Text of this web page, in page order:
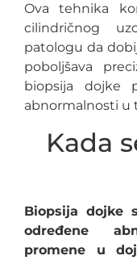
Ova tehnika
cilindričnog
patologu da
poboljšava
biopsija dojke
abnormalnosti u
Kada
Biopsija dojke
određene
promene u